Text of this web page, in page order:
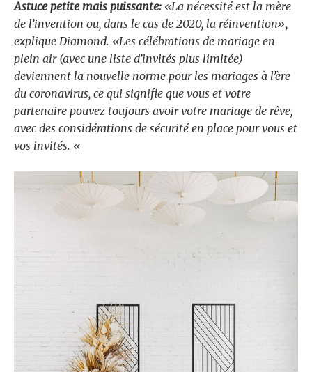
Astuce petite mais puissante: «La nécessité est la mère
de l’invention ou, dans le cas de 2020, la réinvention»,
explique Diamond. «Les célébrations de mariage en
plein air (avec une liste d’invités plus limitée)
deviennent la nouvelle norme pour les mariages à l’ère
du coronavirus, ce qui signifie que vous et votre
partenaire pouvez toujours avoir votre mariage de rêve,
avec des considérations de sécurité en place pour vous et
vos invités. «